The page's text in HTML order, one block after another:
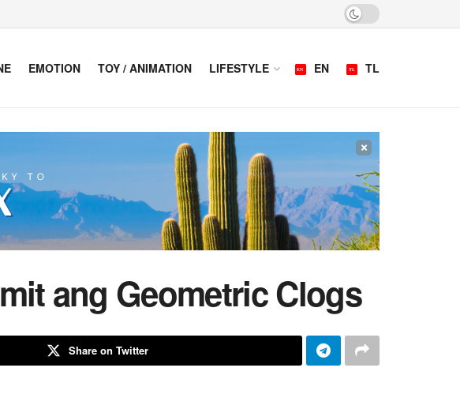
EMOTION TOY / ANIMATION LIFESTYLE EN TL
×
ang Geometric Clogs
Share on Twitter